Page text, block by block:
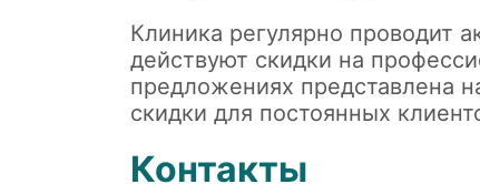
Клиника регулярно проводит
действуют скидки на
предложениях представлена
скидки для постоянных
Контакты